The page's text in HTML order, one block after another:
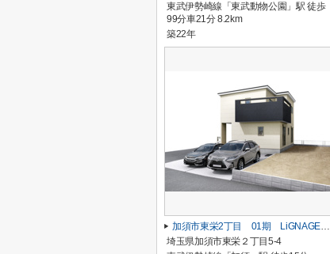
東武伊勢崎線「東武動物公園」駅 徒歩
99分車21分 8.2km
築22年
加須市東栄2丁目 01期 LiGNAGE-NEX-G 新築戸建 全1棟 1号棟
埼玉県加須市東栄２丁目5-4